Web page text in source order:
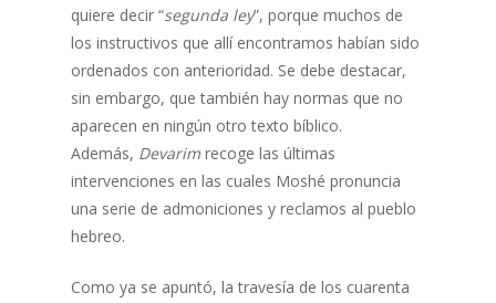
quiere decir “segunda ley”, porque muchos de
los instructivos que allí encontramos habían sido
ordenados con anterioridad. Se debe destacar,
sin embargo, que también hay normas que no
aparecen en ningún otro texto bíblico.
Además, Devarim recoge las últimas
intervenciones en las cuales Moshé pronuncia
una serie de admoniciones y reclamos al pueblo
hebreo.
Como ya se apuntó, la travesía de los cuarenta